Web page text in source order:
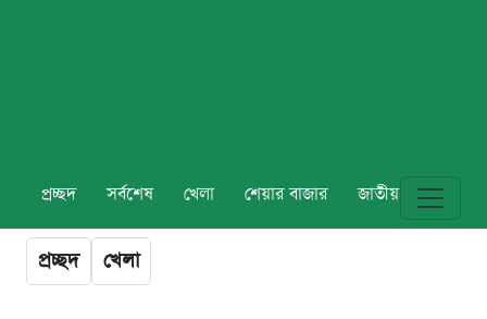
প্রচ্ছদ সর্বশেষ খেলা শেয়ার বাজার জাতীয় বিশ্ব
প্রচ্ছদ খেলা